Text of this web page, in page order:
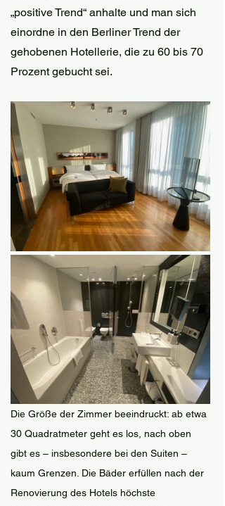
„positive Trend“ anhalte und man sich
einordne in den Berliner Trend der
gehobenen Hotellerie, die zu 60 bis 70
Prozent gebucht sei.
Die Größe der Zimmer beeindruckt: ab etwa
30 Quadratmeter geht es los, nach oben
gibt es – insbesondere bei den Suiten –
kaum Grenzen. Die Bäder erfüllen nach der
Renovierung des Hotels höchste